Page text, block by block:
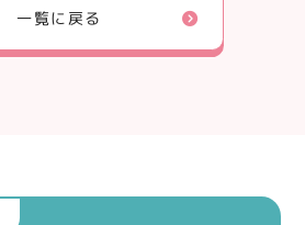
一覧に戻る